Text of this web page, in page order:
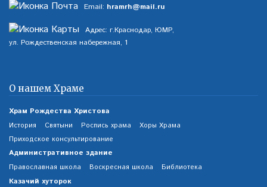
Email: hramrh@mail.ru
Адрес: г.Краснодар, ЮМР,
ул. Рождественская набережная, 1
О нашем Храме
Храм Рождества Христова
История Святыни Роспись храма
Хоры Храма
Приходское консультирование
Административное здание
Православная школа Воскресная школа Библиотека
Казачий хуторок